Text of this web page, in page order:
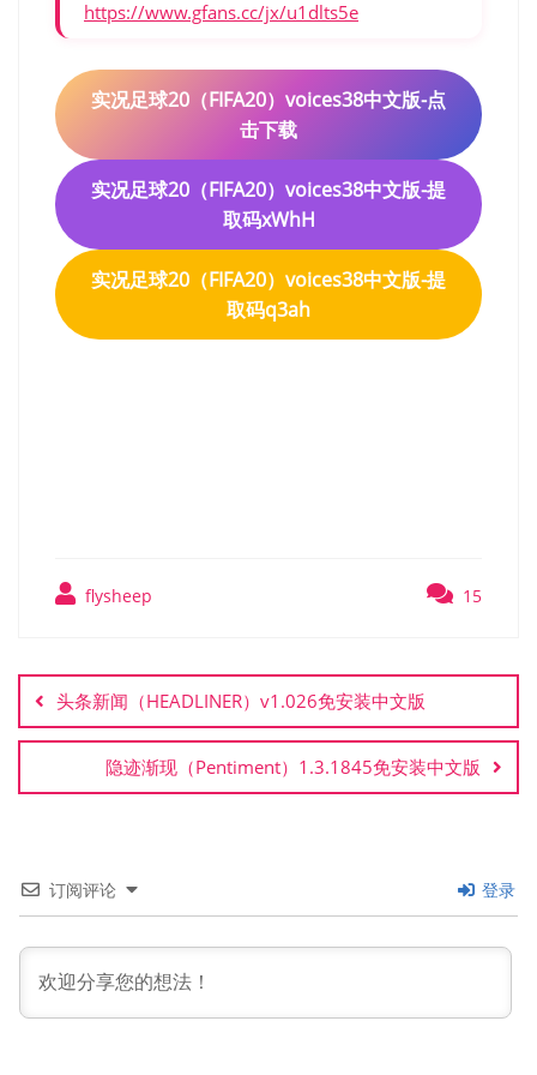
https://www.gfans.cc/jx/u1dlts5e
实况足球20（FIFA20）voices38中文版-点
击下载
实况足球20（FIFA20）voices38中文版-提
取码xWhH
实况足球20（FIFA20）voices38中文版-提
取码q3ah
flysheep 15
章
导
航
头条新闻（HEADLINER）v1.026免安装中文版
隐迹渐现（Pentiment）1.3.1845免安装中文版
订阅评论 登录